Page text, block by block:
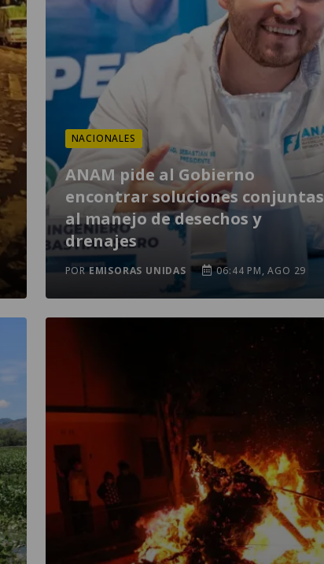
NACIONALES
ANAM pide al Gobierno
encontrar soluciones conjuntas
al manejo de desechos y
drenajes
POREMISORAS UNIDAS 06:44 PM, AGO 29